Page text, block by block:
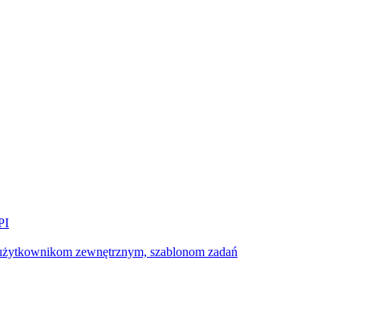
zewnętrznym, szablonom zadań